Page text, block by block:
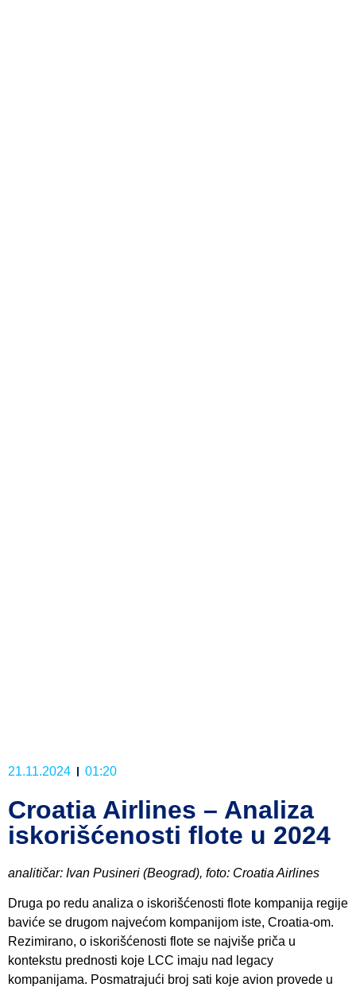
21.11.2024 01:20
Croatia Airlines – Analiza
iskorišćenosti flote u 2024
analitičar: Ivan Pusineri (Beograd), foto: Croatia Airlines
Druga po redu analiza o iskorišćenosti flote kompanija regije
baviće se drugom najvećom kompanijom iste, Croatia-om.
Rezimirano, o iskorišćenosti flote se najviše priča u
kontekstu prednosti koje LCC imaju nad legacy
kompanijama. Posmatrajući broj sati koje avion provede u